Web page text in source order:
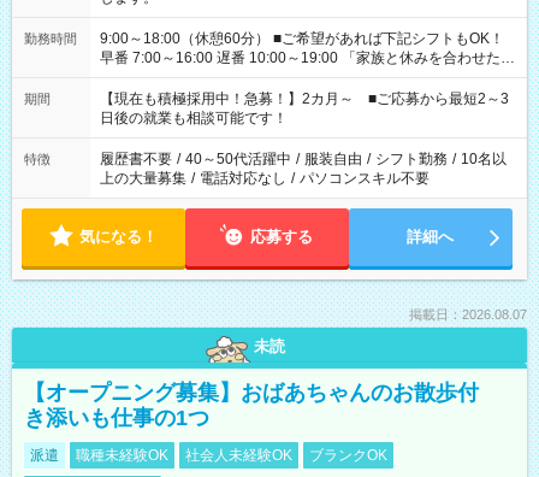
勤務時間
9:00～18:00（休憩60分） ■ご希望があれば下記シフトもOK！
早番 7:00～16:00 遅番 10:00～19:00 「家族と休みを合わせた
い」 「余裕を持って夕飯の準備がしたい」 「できれば残業はし
たくない」 など、ご希望を教えてくださいね。 ※Wワーク希望
の方へ 今ご覧のお仕事で希望する勤務時間と、もう1つのお仕事
の勤務時間。 合計で週40時間を超える場合は応募できません。
期間
【現在も積極採用中！急募！】2カ月～ ■ご応募から最短2～3
日後の就業も相談可能です！
特徴 履歴書不要 / 40～50代活躍中 / 服装自由 / シフト勤務 / 10名以
上の大量募集 / 電話対応なし / パソコンスキル不要
気になる！ 応募する 詳細へ
掲載日：2026.08.07
未読
【オープニング募集】おばあちゃんのお散歩付
き添いも仕事の1つ
派遣 職種未経験OK 社会人未経験OK
ブランクOK